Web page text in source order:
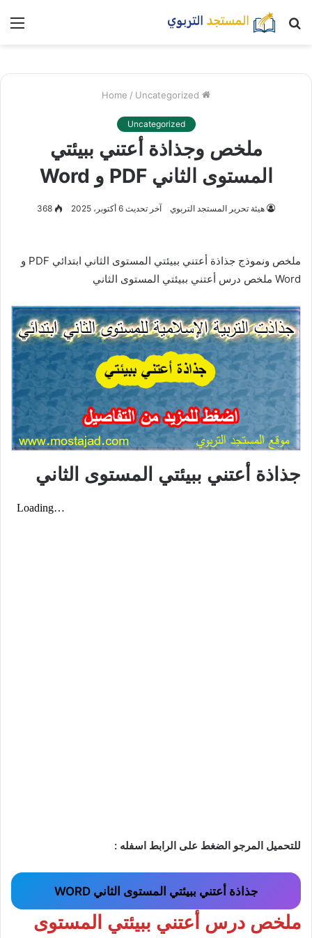
بحث
/ Uncategorized
Uncategorized
ملخص وجذاذة أعتني ببيئتي
المستوى الثاني PDF و Word
هيئة تحرير المستجد التربوي آخر تحديث 6 أكتوبر، 2025 368
ملخص ونموذج جذاذة أعتني ببيئتي المستوى الثاني ابتدائي PDF و
Word ملخص درس أعتني ببيئتي المستوى الثاني
جذاذة أعتني ببيئتي المستوى الثاني
للتحميل المرجو الضغط على الرابط اسفله :
جذاذة أعتني ببيئتي المستوى الثاني WORD
ملخص درس أعتني ببيئتي المستوى